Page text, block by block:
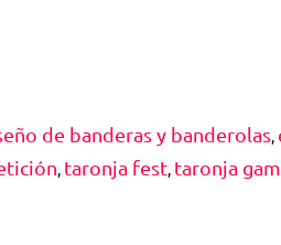
de banderas y banderolas,
, taronja fest, taronja